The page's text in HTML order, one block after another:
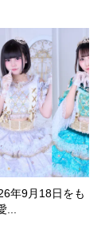
年9月18日をも
...